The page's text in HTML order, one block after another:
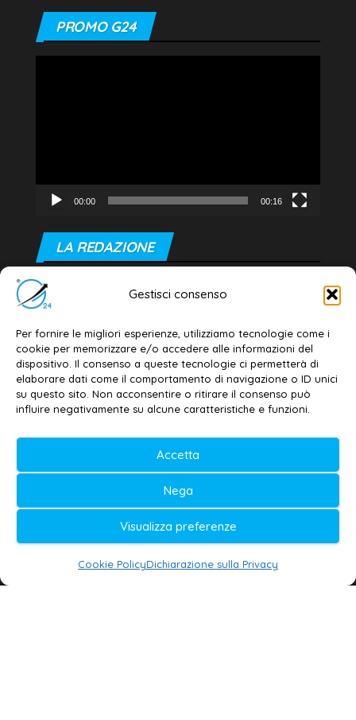
Gestisci consenso
Per fornire le migliori esperienze, utilizziamo tecnologie come i
cookie per memorizzare e/o accedere alle informazioni del
dispositivo. Il consenso a queste tecnologie ci permetterà di
elaborare dati come il comportamento di navigazione o ID unici
su questo sito. Non acconsentire o ritirare il consenso può
influire negativamente su alcune caratteristiche e funzioni.
Accetta
Nega
Visualizza preferenze
Cookie PolicyDichiarazione sulla Privacy
PROMO G24
00:00 00:16
LA REDAZIONE
Editore e direttore responsabile:
Dott. Daniele G. Masciullo
Email: redazione@galatina24.it
Contatti –Disclaimer
Privacy policy –Cookie policy
Testata iscritta al n. 11/2020 Registro della
Stampa Tribunale di Lecce
Editore e direttore responsabile:
Daniele G. Masciullo